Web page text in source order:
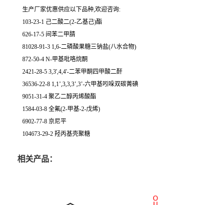
生产厂家优惠供应以下品种,欢迎咨询:
103-23-1 己二酸二(2-乙基己)酯
626-17-5 间苯二甲腈
81028-91-3 1,6-二磷酸果糖三钠盐(八水合物)
872-50-4 N-甲基吡咯烷酮
2421-28-5 3,3',4,4'-二苯甲酮四甲酸二酐
36536-22-8 1,1’,3,3,3’,3’-六甲基吲哚双碳菁碘
9051-31-4 聚乙二醇丙烯酸酯
1584-03-8 全氟(2-甲基-2-戊烯)
6902-77-8 京尼平
104673-29-2 羟丙基壳聚糖
相关产品：